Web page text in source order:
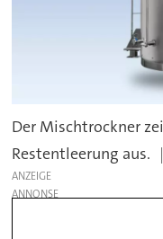
Der Mischtrockner
Restentleerung aus.
ANZEIGE